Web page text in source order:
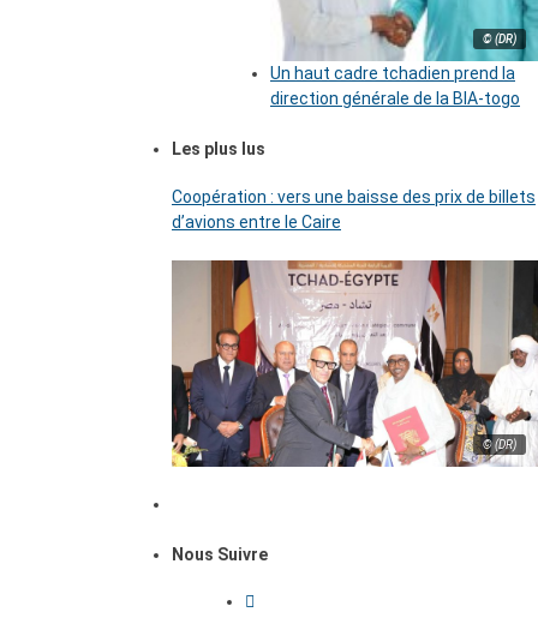
© (DR)
Un haut cadre tchadien prend la
direction générale de la BIA-togo
Les plus lus
Coopération : vers une baisse des prix de billets
d’avions entre le Caire
© (DR)
Nous Suivre